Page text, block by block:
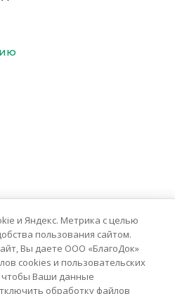
центра БлагоДок
и Яндекс. Метрика с целью
пользования сайтом.
Вы даете ООО «БлагоДок»
cookies и пользовательских
чтобы Ваши данные
обработку файлов